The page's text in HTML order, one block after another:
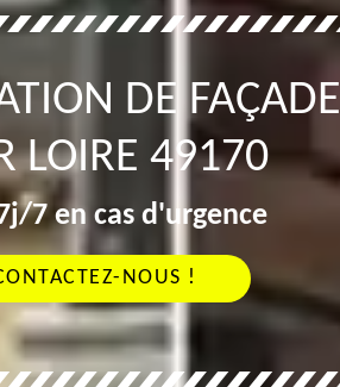
DE FAÇADE
LOIRE 49170
7 en cas d'urgence
NOUS !